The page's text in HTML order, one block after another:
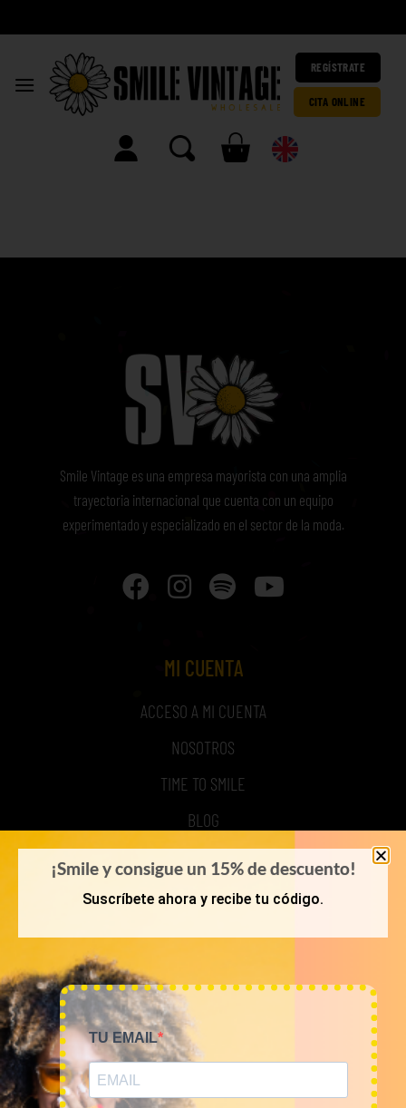
REGÍSTRATE
CITA ONLINE
Smile Vintage es una empresa mayorista con una amplia
trayectoria internacional que cuenta con un equipo
experimentado y especializado en el sector de la moda.
MI CUENTA
ACCESO A MI CUENTA
NOSOTROS
TIME TO SMILE
BLOG
REGISTRO
COMPRA POR KILOS O LOTES
MUJER
HOMBRE
NOVEDADES
COMO COMPRAR
¡Smile y consigue un 15% de descuento!
Suscríbete ahora y recibe tu código.
TU EMAIL